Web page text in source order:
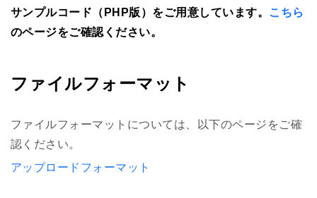
y-shopping-display-flag（Yahoo!ショッピン
グ検索に表示する商品フラグ）
2019年08月13日
下記項目を追加しました。
taxrate-type（軽減税率コード）
リリース日：2019年08月01日（木）
サンプルコード（PHP版）をご用意しています。
こちら
のページをご確認ください。
ファイルフォーマット
ファイルフォーマットについては、以下のページをご確
認ください。
アップロードフォーマット